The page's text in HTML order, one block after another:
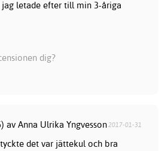
jag letade efter till min 3-åriga
dig?
av Anna Ulrika Yngvesson 2017-01-31
det var jättekul och bra